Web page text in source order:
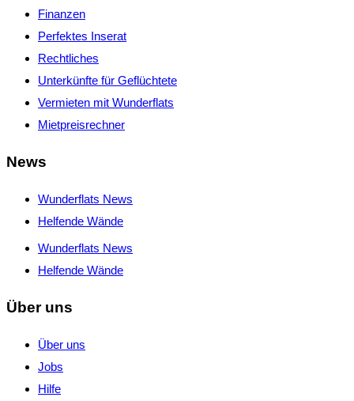
Finanzen
Perfektes Inserat
Rechtliches
Unterkünfte für Geflüchtete
Vermieten mit Wunderflats
Mietpreisrechner
News
Wunderflats News
Helfende Wände
Wunderflats News
Helfende Wände
Über uns
Über uns
Jobs
Hilfe